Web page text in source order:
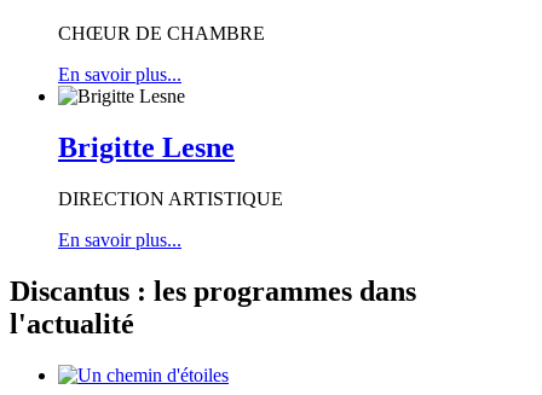
CHŒUR DE CHAMBRE
En savoir plus...
Brigitte Lesne
DIRECTION ARTISTIQUE
En savoir plus...
Discantus : les programmes dans
l'actualité